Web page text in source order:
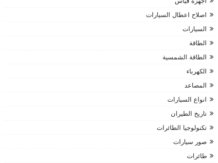
اصلاح اعطال السيارات
السيارات
الطاقة
الطاقة الشمسية
الكهرباء
المصاعد
انواع السيارات
تاريخ الطيران
تكنولوجيا الطائرات
صور سيارات
طائرات